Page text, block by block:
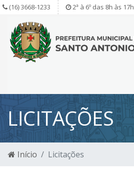
(16) 3668-1233 2ª à 6º das 8h às 17h
LICITAÇÕES
Início Licitações